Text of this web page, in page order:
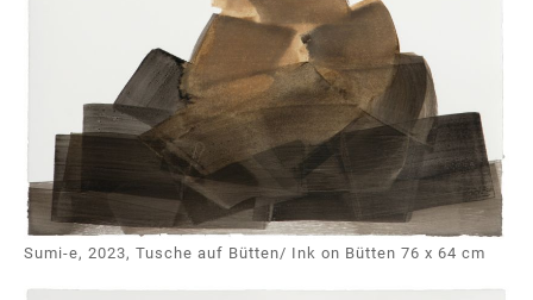
Sumi-e, 2023, Tusche auf Bütten/ Ink on Bütten 76 x 64 cm